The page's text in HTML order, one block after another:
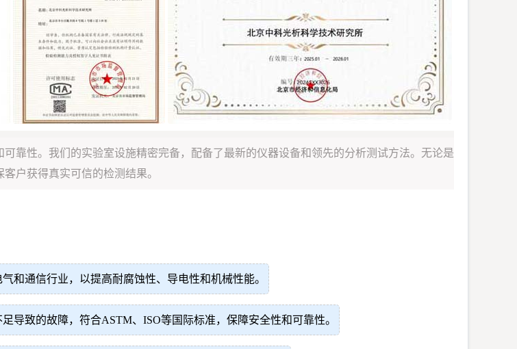
靠性。我们的实验室设施精密完备，配备了最新的仪器设备和领先的分析测试方法。无论是
户获得真实可信的检测结果。
和通信行业，以提高耐腐蚀性、导电性和机械性能。
导致的故障，符合ASTM、ISO等国际标准，保障安全性和可靠性。